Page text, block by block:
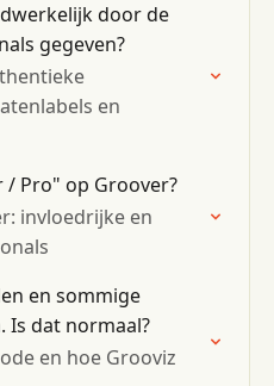
door de
gegeven?
en
/ Pro" op Groover?
invloedrijke en
en sommige
dat normaal?
en hoe Grooviz